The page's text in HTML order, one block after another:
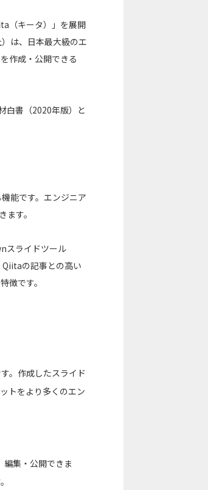
（キータ）」を展開
は、日本最大級のエ
作成・公開できる
白書（2020年版）と
能です。エンジニア
す。
スライドツール
の記事との高い
徴です。
。作成したスライド
トをより多くのエン
編集・公開できま